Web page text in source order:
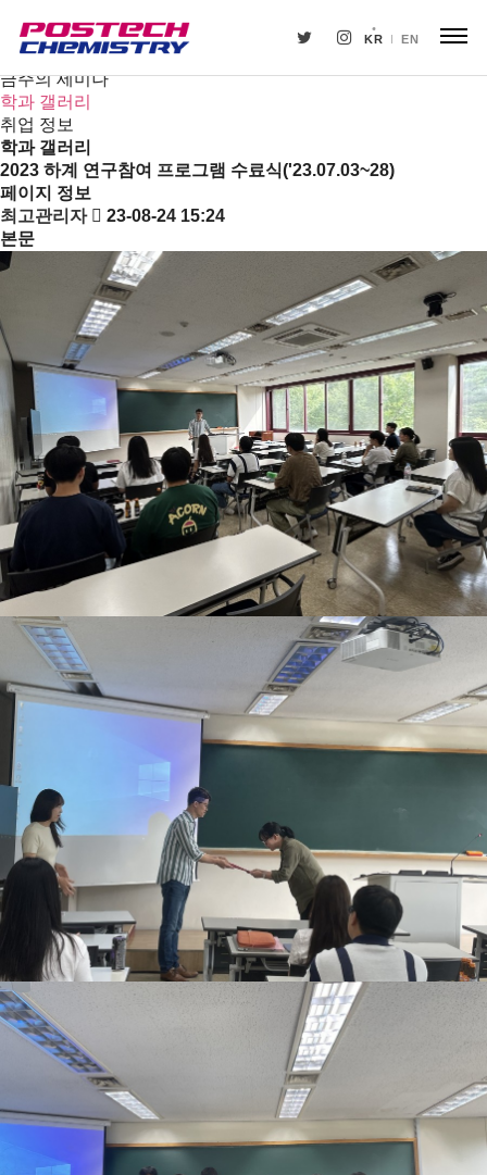
KR EN
뉴스
공지사항
금주의 세미나
학과 갤러리
취업 정보
학과 갤러리
2023 하계 연구참여 프로그램 수료식('23.07.03~28)
페이지 정보
최고관리자
23-08-24 15:24
본문